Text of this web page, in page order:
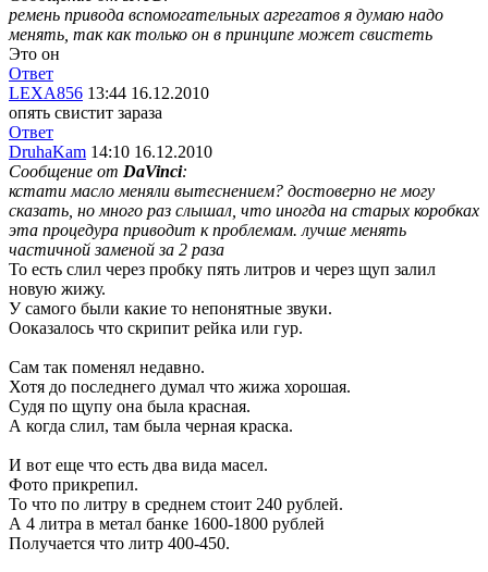
ремень привода вспомогательных агрегатов я думаю надо
менять, так как только он в принципе может свистеть
Это он
Ответ
LEXA856 13:44 16.12.2010
опять свистит зараза
Ответ
DruhaKam 14:10 16.12.2010
Сообщение от DaVinci:
кстати масло меняли вытеснением? достоверно не могу
сказать, но много раз слышал, что иногда на старых коробках
эта процедура приводит к проблемам. лучше менять
частичной заменой за 2 раза
То есть слил через пробку пять литров и через щуп залил
новую жижу.
У самого были какие то непонятные звуки.
Ооказалось что скрипит рейка или гур.
Сам так поменял недавно.
Хотя до последнего думал что жижа хорошая.
Судя по щупу она была красная.
А когда слил, там была черная краска.
И вот еще что есть два вида масел.
Фото прикрепил.
То что по литру в среднем стоит 240 рублей.
А 4 литра в метал банке 1600-1800 рублей
Получается что литр 400-450.